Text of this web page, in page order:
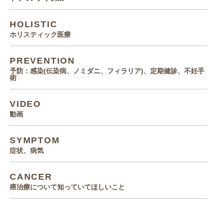
HOLISTIC
ホリスティック医療
PREVENTION
予防：感染(伝染病、ノミダニ、フィラリア)、定期健診、不妊手
術
VIDEO
動画
SYMPTOM
症状、病気
CANCER
癌治療について知っていてほしいこと